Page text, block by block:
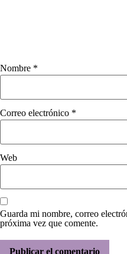
Nombre *
Correo electrónico *
Web
Guarda mi nombre, correo
próxima vez que comente.